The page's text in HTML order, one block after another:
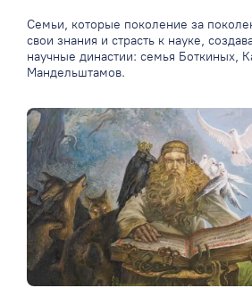
Семьи, которые поколение за
свои знания и страсть к науке,
научные династии: семья Боткиных,
Мандельштамов.